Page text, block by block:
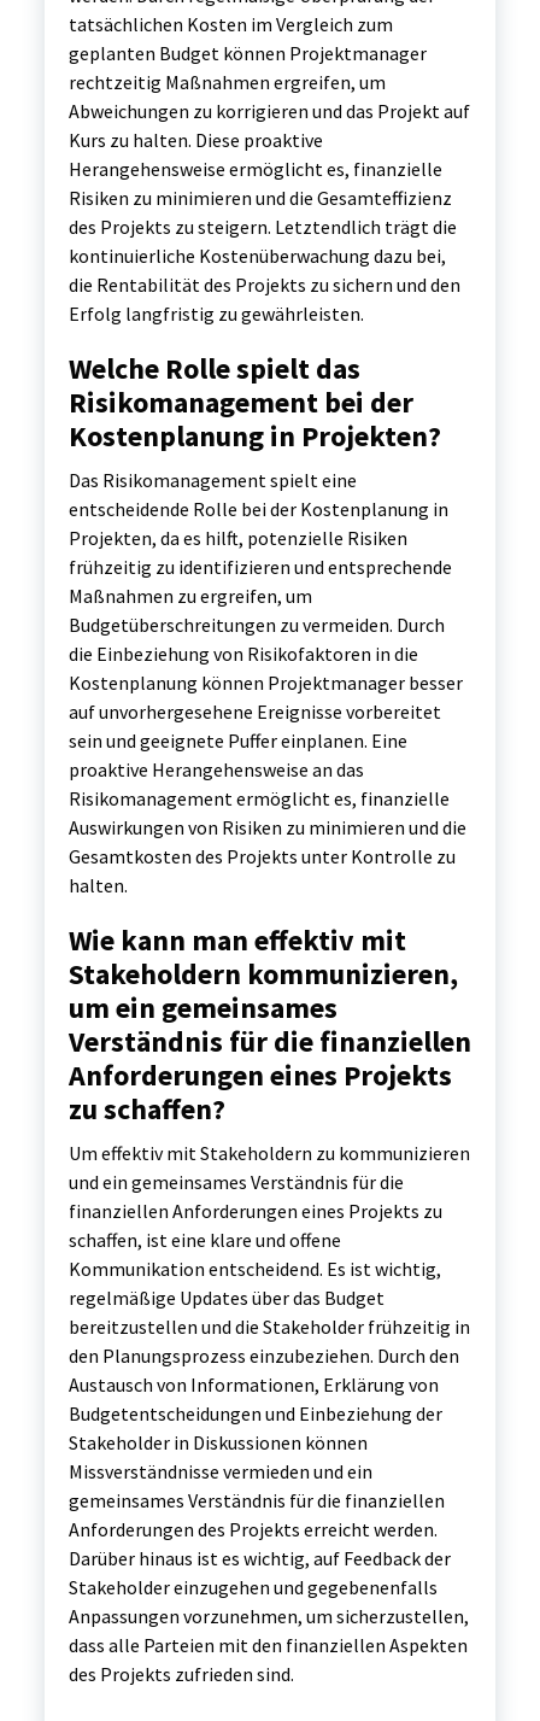
tatsächlichen Kosten im Vergleich zum
geplanten Budget können Projektmanager
rechtzeitig Maßnahmen ergreifen, um
Abweichungen zu korrigieren und das Projekt auf
Kurs zu halten. Diese proaktive
Herangehensweise ermöglicht es, finanzielle
Risiken zu minimieren und die Gesamteffizienz
des Projekts zu steigern. Letztendlich trägt die
kontinuierliche Kostenüberwachung dazu bei,
die Rentabilität des Projekts zu sichern und den
Erfolg langfristig zu gewährleisten.
Welche Rolle spielt das
Risikomanagement bei der
Kostenplanung in Projekten?
Das Risikomanagement spielt eine
entscheidende Rolle bei der Kostenplanung in
Projekten, da es hilft, potenzielle Risiken
frühzeitig zu identifizieren und entsprechende
Maßnahmen zu ergreifen, um
Budgetüberschreitungen zu vermeiden. Durch
die Einbeziehung von Risikofaktoren in die
Kostenplanung können Projektmanager besser
auf unvorhergesehene Ereignisse vorbereitet
sein und geeignete Puffer einplanen. Eine
proaktive Herangehensweise an das
Risikomanagement ermöglicht es, finanzielle
Auswirkungen von Risiken zu minimieren und die
Gesamtkosten des Projekts unter Kontrolle zu
halten.
Wie kann man effektiv mit
Stakeholdern kommunizieren,
um ein gemeinsames
Verständnis für die finanziellen
Anforderungen eines Projekts
zu schaffen?
Um effektiv mit Stakeholdern zu kommunizieren
und ein gemeinsames Verständnis für die
finanziellen Anforderungen eines Projekts zu
schaffen, ist eine klare und offene
Kommunikation entscheidend. Es ist wichtig,
regelmäßige Updates über das Budget
bereitzustellen und die Stakeholder frühzeitig in
den Planungsprozess einzubeziehen. Durch den
Austausch von Informationen, Erklärung von
Budgetentscheidungen und Einbeziehung der
Stakeholder in Diskussionen können
Missverständnisse vermieden und ein
gemeinsames Verständnis für die finanziellen
Anforderungen des Projekts erreicht werden.
Darüber hinaus ist es wichtig, auf Feedback der
Stakeholder einzugehen und gegebenenfalls
Anpassungen vorzunehmen, um sicherzustellen,
dass alle Parteien mit den finanziellen Aspekten
des Projekts zufrieden sind.